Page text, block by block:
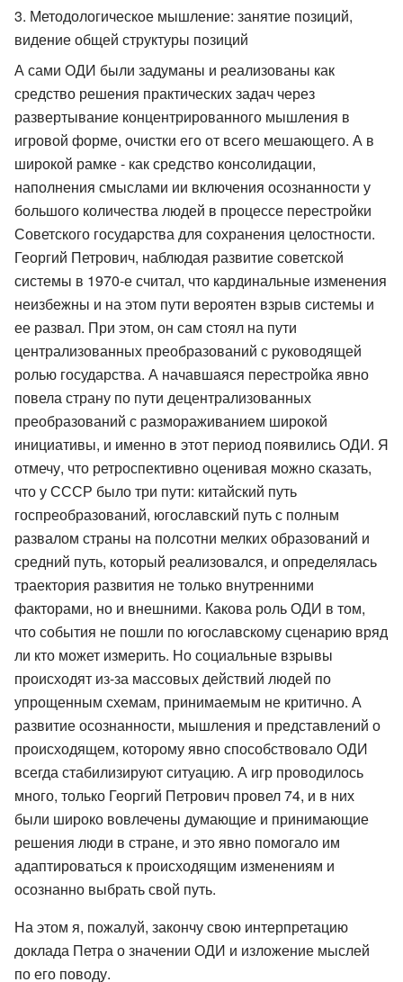
Методологическое мышление: занятие позиций,
видение общей структуры позиций
А сами ОДИ были задуманы и реализованы как
средство решения практических задач через
развертывание концентрированного мышления в
игровой форме, очистки его от всего мешающего. А в
широкой рамке - как средство консолидации,
наполнения смыслами ии включения осознанности у
большого количества людей в процессе перестройки
Советского государства для сохранения целостности.
Георгий Петрович, наблюдая развитие советской
системы в 1970-е считал, что кардинальные изменения
неизбежны и на этом пути вероятен взрыв системы и
ее развал. При этом, он сам стоял на пути
централизованных преобразований с руководящей
ролью государства. А начавшаяся перестройка явно
повела страну по пути децентрализованных
преобразований с размораживанием широкой
инициативы, и именно в этот период появились ОДИ. Я
отмечу, что ретроспективно оценивая можно сказать,
что у СССР было три пути: китайский путь
госпреобразований, югославский путь с полным
развалом страны на полсотни мелких образований и
средний путь, который реализовался, и определялась
траектория развития не только внутренними
факторами, но и внешними. Какова роль ОДИ в том,
что события не пошли по югославскому сценарию вряд
ли кто может измерить. Но социальные взрывы
происходят из-за массовых действий людей по
упрощенным схемам, принимаемым не критично. А
развитие осознанности, мышления и представлений о
происходящем, которому явно способствовало ОДИ
всегда стабилизируют ситуацию. А игр проводилось
много, только Георгий Петрович провел 74, и в них
были широко вовлечены думающие и принимающие
решения люди в стране, и это явно помогало им
адаптироваться к происходящим изменениям и
осознанно выбрать свой путь.
На этом я, пожалуй, закончу свою интерпретацию
доклада Петра о значении ОДИ и изложение мыслей
по его поводу.